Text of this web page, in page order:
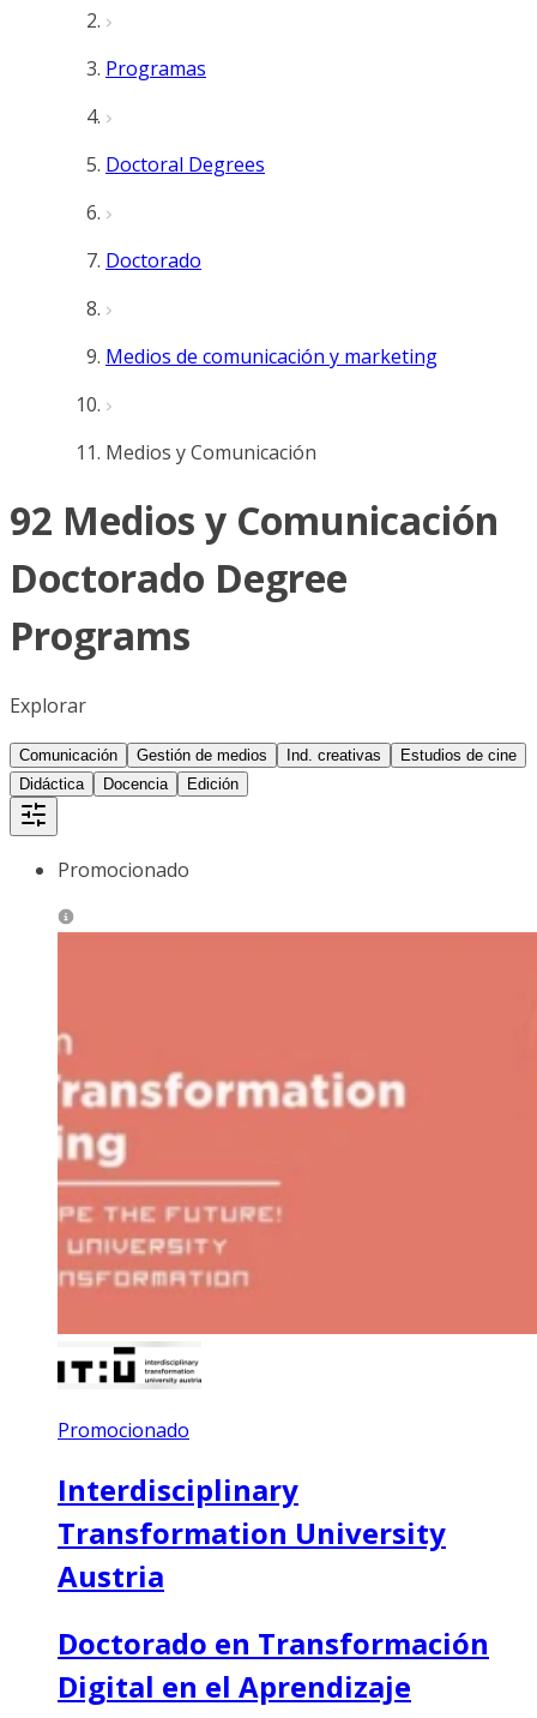
Programas
Doctoral Degrees
Doctorado
Medios de comunicación y marketing
Medios y Comunicación
92 Medios y Comunicación
Doctorado Degree
Programs
Explorar
Comunicación Gestión de medios Ind. creativas
Estudios de cine
Didáctica
Docencia Edición
Promocionado
Promocionado
Interdisciplinary
Transformation University
Austria
Doctorado en Transformación
Digital en el Aprendizaje